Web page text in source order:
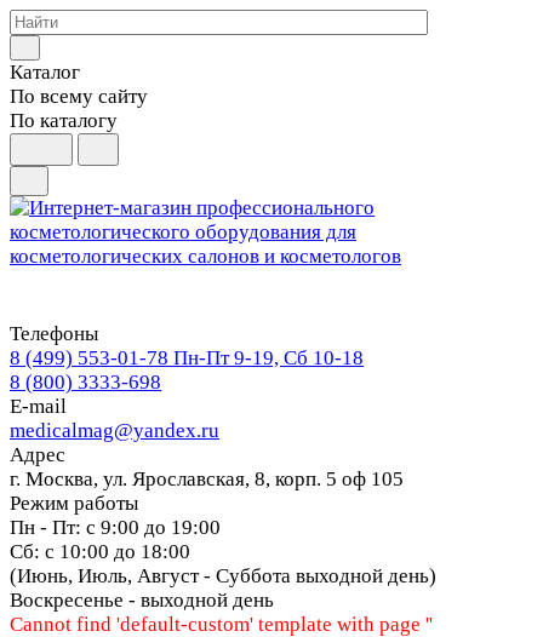
Каталог
По всему сайту
По каталогу
Телефоны
8 (499) 553-01-78 Пн-Пт 9-19, Сб 10-18
8 (800) 3333-698
E-mail
medicalmag@yandex.ru
Адрес
г. Москва, ул. Ярославская, 8, корп. 5 оф 105
Режим работы
Пн - Пт: с 9:00 до 19:00
Сб: с 10:00 до 18:00
(Июнь, Июль, Август - Суббота выходной день)
Воскресенье - выходной день
Cannot find 'default-custom' template with page ''